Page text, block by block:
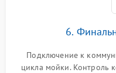
6.
Подключение к
цикла мойки. Контроль